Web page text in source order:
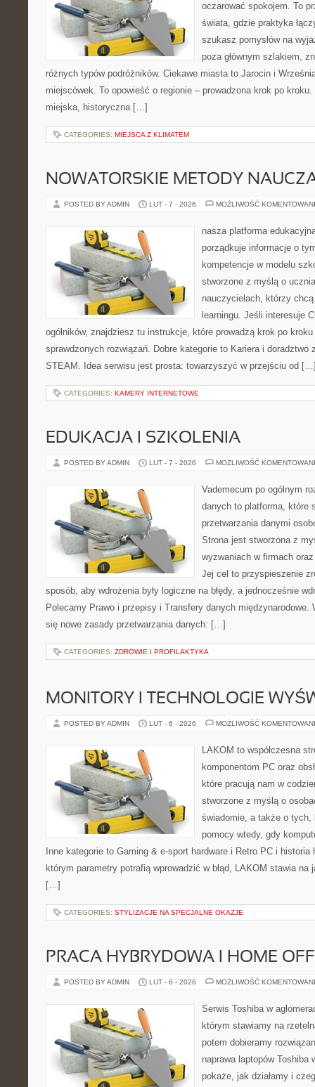
oczarować spokojem. To
świata, gdzie praktyka
szukasz pomysłów na
poza głównym szlakiem,
różnych typów podróżników. Ciekawe miasta to Jarocin i
miejscówek. To opowieść o regionie – prowadzona krok po
miejska, historyczna […]
CATEGORIES: MIEJSCA Z KLIMATEM
NOWATORSKIE METODY
POSTED BY ADMIN LUT - 7 - 2026 MOŻLIWOŚĆ
nasza platforma
porządkuje informacje o
kompetencje w modelu
stworzone z myślą o
nauczycielach, którzy
learningu. Jeśli interesuje
ogólników, znajdziesz tu instrukcje, które prowadzą krok po
sprawdzonych rozwiązań. Dobre kategorie to Kariera i doradztwo
STEAM. Idea serwisu jest prosta: towarzyszyć w przejściu od
CATEGORIES: KAMERY INTERNETOWE
EDUKACJA I SZKOLENIA
POSTED BY ADMIN LUT - 7 - 2026 MOŻLIWOŚĆ
Vademecum po ogólnym
danych to platforma, które
przetwarzania danymi
Strona jest stworzona z
wyzwaniach w firmach
Jej cel to przyspieszenie
sposób, aby wdrożenia były logiczne na błędy, a jednocześnie
Polecamy Prawo i przepisy i Transfery danych międzynarodowe.
się nowe zasady przetwarzania danych: […]
CATEGORIES: ZDROWIE I PROFILAKTYKA
MONITORY I TECHNOLOGIE
POSTED BY ADMIN LUT - 6 - 2026 MOŻLIWOŚĆ
LAKOM to współczesna
komponentom PC oraz
które pracują nam w
stworzone z myślą o
świadomie, a także o tych,
pomocy wtedy, gdy
Inne kategorie to Gaming & e-sport hardware i Retro PC i historia
którym parametry potrafią wprowadzić w błąd, LAKOM stawia
[…]
CATEGORIES: STYLIZACJE NA SPECJALNE OKAZJE
PRACA HYBRYDOWA I HOME
POSTED BY ADMIN LUT - 6 - 2026 MOŻLIWOŚĆ
Serwis Toshiba w
którym stawiamy na
potem dobieramy
naprawa laptopów Toshiba
pokaże, jak działamy i